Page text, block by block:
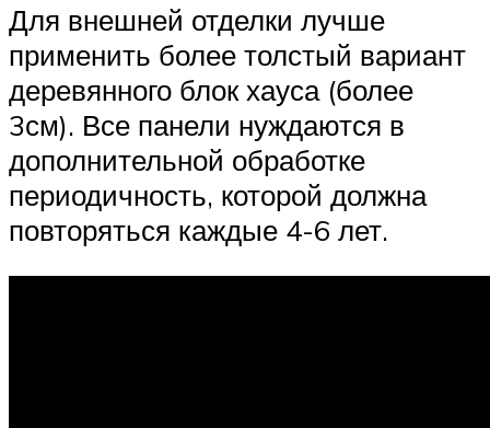
Для внешней отделки лучше
применить более толстый вариант
деревянного блок хауса (более
3см). Все панели нуждаются в
дополнительной обработке
периодичность, которой должна
повторяться каждые 4-6 лет.